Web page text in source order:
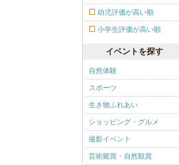
幼児評価が高い順
小学生評価が高い順
イベントを探す
自然体験
スポーツ
生き物ふれあい
ショッピング・グルメ
撮影イベント
芸術鑑賞・自然観賞